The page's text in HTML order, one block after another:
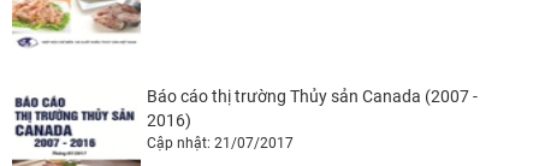
Báo cáo thị trường Thủy sản Canada (2007 -
2016)
Cập nhật: 21/07/2017